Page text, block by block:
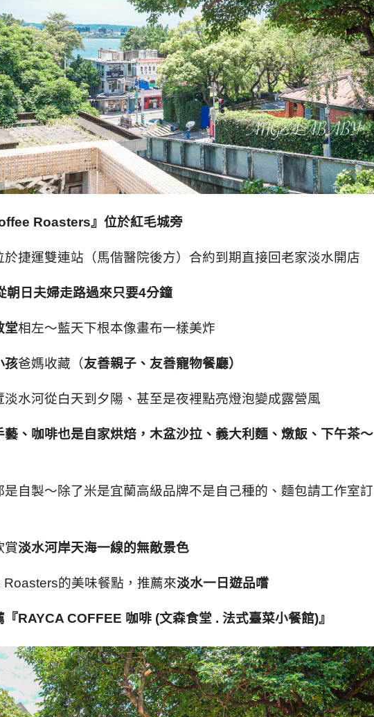
Roasters』位於紅毛城旁
於捷運雙連站（馬偕醫院後方）合約到期直接回老家淡水開店
朝日夫婦走路過來只要4分鐘
堂相左～藍天下根本像畫布一樣美炸
孩爸媽收藏（友善親子、友善寵物餐廳）
水河從白天到夕陽、甚至是夜裡點亮燈泡變成露營風
、咖啡也是自家烘焙， 木盆沙拉、義大利麵、燉飯、下午茶～
自製～除了米是宜蘭高級品牌不是自己種的、麵包請工作室訂
賞淡水河岸天海一線的無敵景色
Roasters的美味餐點，推薦來淡水一日遊品嚐
『RAYCA COFFEE 咖啡 (文森食堂 . 法式臺菜小餐館)』